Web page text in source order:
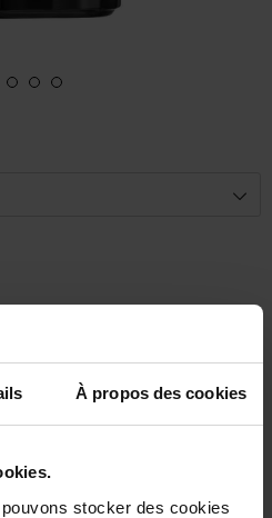
À propos des cookies
stocker des cookies
de 50€
magasin